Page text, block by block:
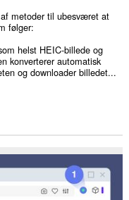
metoder til ubesværet at
følger:
helst HEIC-billede og
konverterer automatisk
og downloader billedet...